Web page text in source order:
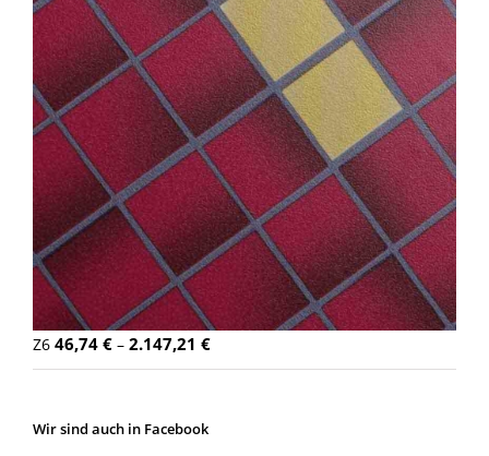
Z6 46,74 € – 2.147,21 €
Wir sind auch in Facebook